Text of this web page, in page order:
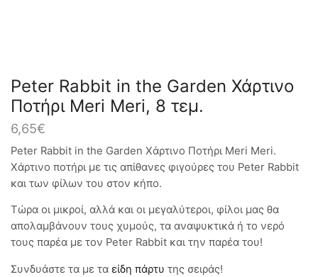
Peter Rabbit in the Garden Χάρτινο
Ποτήρι Meri Meri, 8 τεμ.
6,65€
Peter Rabbit in the Garden Χάρτινο Ποτήρι Meri Meri.
Χάρτινο ποτήρι με τις απίθανες φιγούρες του Peter Rabbit
και των φίλων του στον κήπο.
Τώρα οι μικροί, αλλά και οι μεγαλύτεροι, φίλοι μας θα
απολαμβάνουν τους χυμούς, τα αναψυκτικά ή το νερό
τους παρέα με τον Peter Rabbit και την παρέα του!
Συνδυάστε τα με τα είδη πάρτυ της σειράς!